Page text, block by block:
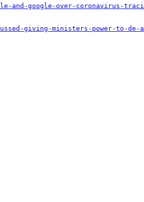
and-google-over-coronavirus-
giving-ministers-power-to-de-